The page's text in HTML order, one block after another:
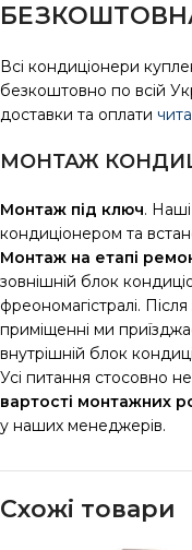
Всі кондиціонери
безкоштовно по всій
доставки та оплати
МОНТАЖ
Монтаж під ключ.
кондиціонером та
Монтаж на етапі
зовнішній блок
фреономагістралі.
приміщенні ми
внутрішній блок
Усі питання стосовно
вартості монтажних
у наших менеджерів.
Схожі товари